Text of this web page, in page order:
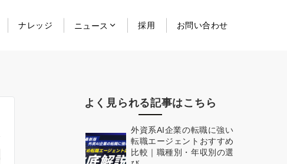
ナレッジ ニュース 採用 お問い合わせ
よく見られる記事はこちら
外資系AI企業の転職に強い
転職エージェントおすすめ
比較｜職種別・年収別の選